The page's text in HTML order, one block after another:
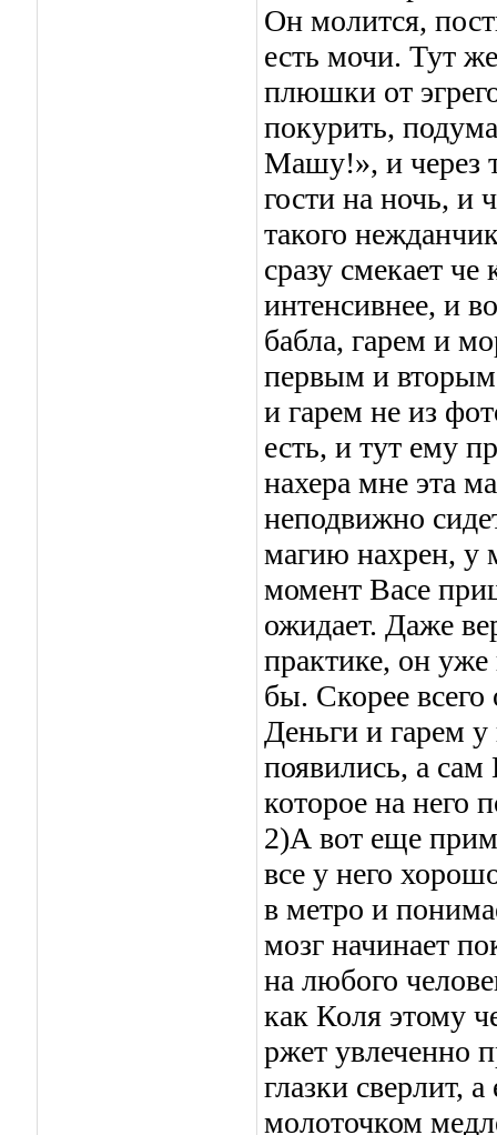
Он молится,
есть мочи. Тут
плюшки от
покурить,
Машу!», и через
гости на ночь, и
такого
сразу смекает
интенсивнее, и
бабла, гарем и
первым и
и гарем не из
есть, и тут ему
нахера мне эта
неподвижно
магию нахрен, у
момент Васе
ожидает. Даже
практике, он уже
бы. Скорее всего
Деньги и гарем у
появились, а сам
которое на него
2)А вот еще
все у него
в метро и
мозг начинает
на любого
как Коля этому
ржет увлеченно
глазки сверлит,
молоточком